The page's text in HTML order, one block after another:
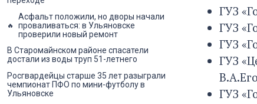
ГУЗ
ГУЗ
ГУЗ
ГУЗ
ГУЗ
Асфальт положили, но дворы начали
проваливаться: в Ульяновске
проверили новый ремонт
В Старомайнском районе спасатели
достали из воды труп 51-летнего
Росгвардейцы старше 35 лет разыграли
чемпионат ПФО по мини-футболу в
Ульяновске